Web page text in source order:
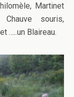
Martinet
souris,
…..un Blaireau.